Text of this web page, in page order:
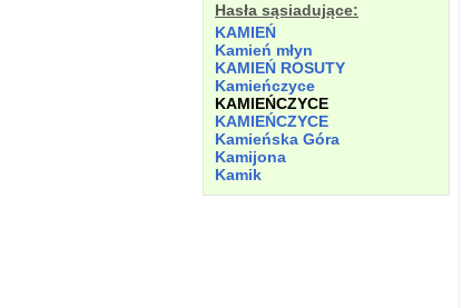
Hasła sąsiadujące:
KAMIEŃ
Kamień młyn
KAMIEŃ ROSUTY
Kamieńczyce
KAMIEŃCZYCE
KAMIEŃCZYCE
Kamieńska Góra
Kamijona
Kamik